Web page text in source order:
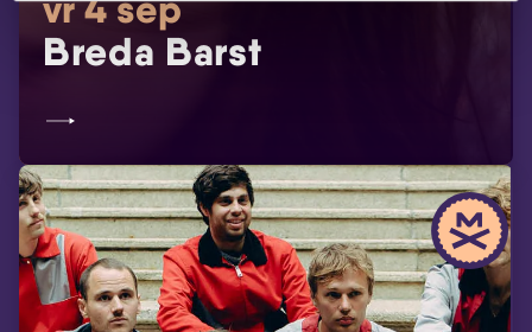
Breda Barst